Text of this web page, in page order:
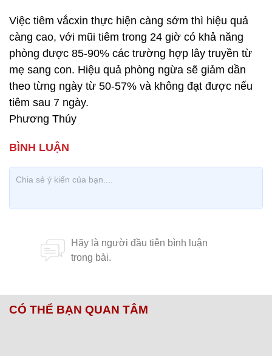
Việc tiêm vắcxin thực hiện càng sớm thì hiệu quả
càng cao, với mũi tiêm trong 24 giờ có khả năng
phòng được 85-90% các trường hợp lây truyền từ
mẹ sang con. Hiệu quả phòng ngừa sẽ giảm dần
theo từng ngày từ 50-57% và không đạt được nếu
tiêm sau 7 ngày.
Phương Thúy
CÓ THỂ BẠN QUAN TÂM